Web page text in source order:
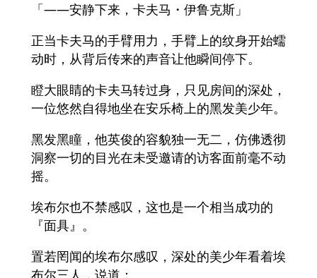
「——安静下来，卡夫马・伊鲁克斯」
正当卡夫马的手臂用力，手臂上的纹身开始蠕
动时，从背后传来的声音让他瞬间停下。
瞪大眼睛的卡夫马转过身，只见房间的深处，
一位悠然自得地坐在安乐椅上的黑发美少年。
黑发黑瞳，他英俊的容貌独一无二，仿佛透彻
洞察一切的目光在未受邀请的访客面前毫不动
摇。
埃布尔也不禁感叹，这也是一个相当成功的
『面具』。
置若罔闻的埃布尔感叹，深处的美少年看着埃